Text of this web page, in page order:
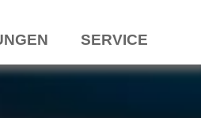
SERVICE